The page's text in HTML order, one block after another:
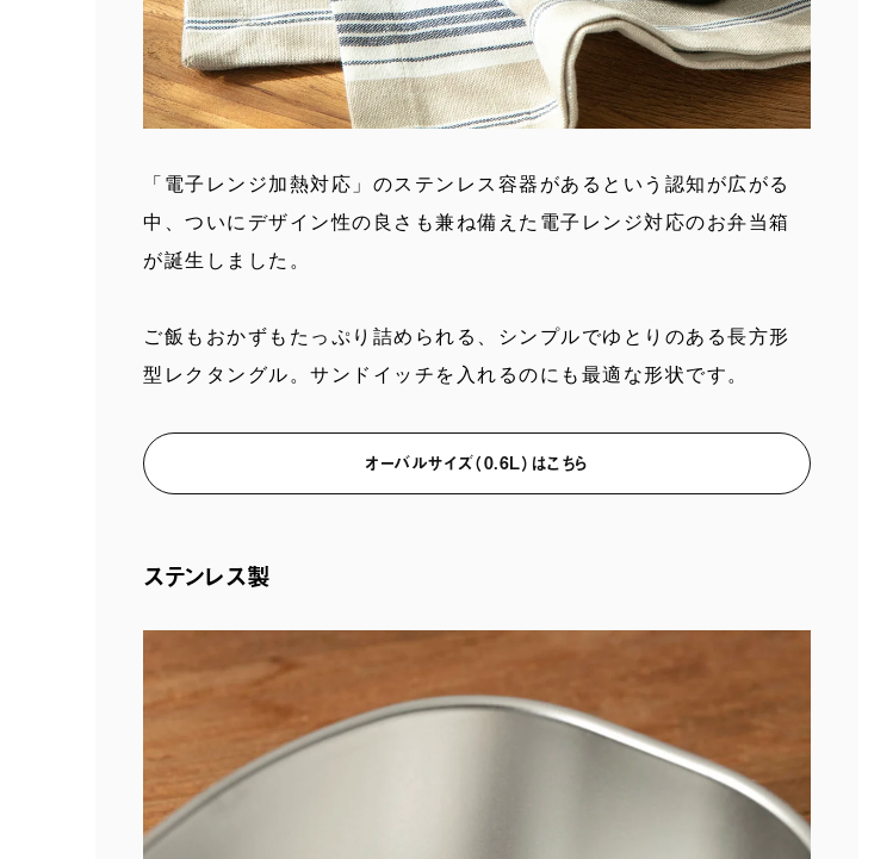
「電子レンジ加熱対応」のステンレス容器があるという認知が広がる
中、ついにデザイン性の良さも兼ね備えた電子レンジ対応のお弁当箱
が誕生しました。
ご飯もおかずもたっぷり詰められる、シンプルでゆとりのある長方形
型レクタングル。サンドイッチを入れるのにも最適な形状です。
オーバルサイズ（0.6L）はこちら
ステンレス製